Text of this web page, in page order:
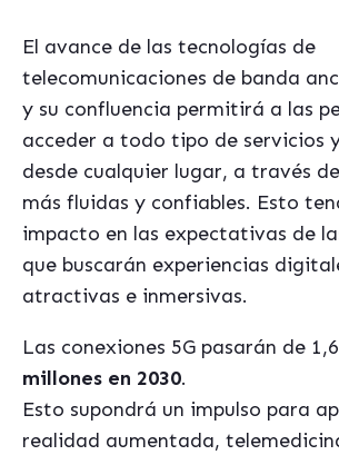
El avance de las tecnologías de
telecomunicaciones de banda
y su confluencia permitirá a las
acceder a todo tipo de servicios
desde cualquier lugar, a través
más fluidas y confiables. Esto
impacto en las expectativas de
que buscarán experiencias
atractivas e inmersivas.
Las conexiones 5G pasarán de
millones en 2030.
Esto supondrá un impulso para
realidad aumentada,